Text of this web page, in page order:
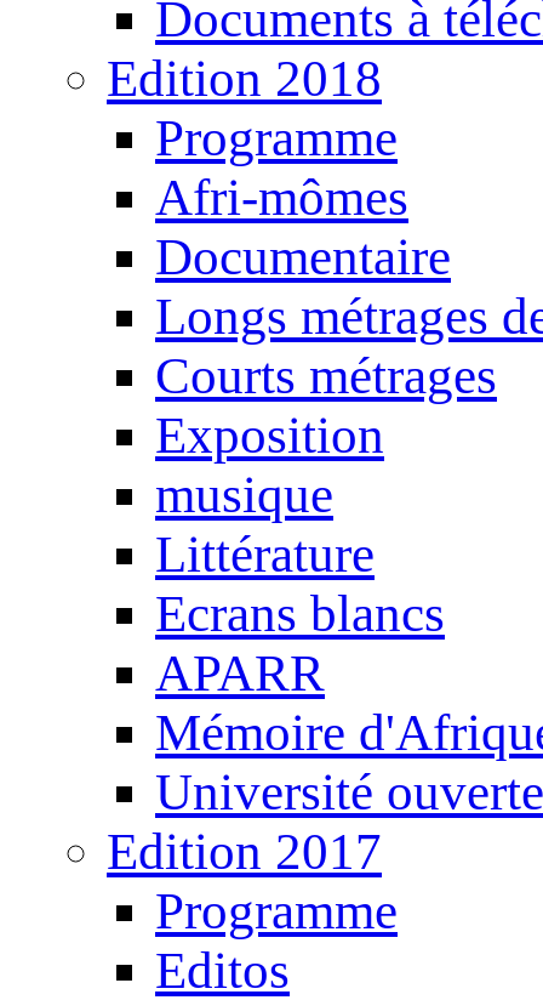
Documents à
Edition 2018
Programme
Afri-mômes
Documentaire
Longs métrages
Courts métrages
Exposition
musique
Littérature
Ecrans blancs
APARR
Mémoire
Université ouverte
Edition 2017
Programme
Editos